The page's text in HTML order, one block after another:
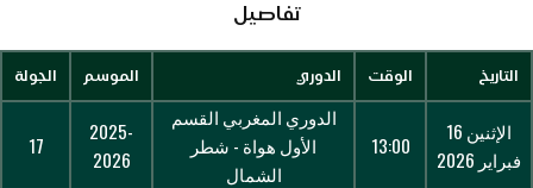
تفاصيل
التاريخ الوقت الدوري الموسم الجولة
الإثنين 16
فبراير 2026
13:00
الدوري المغربي القسم
الأول هواة - شطر
الشمال
2025-
2026
17